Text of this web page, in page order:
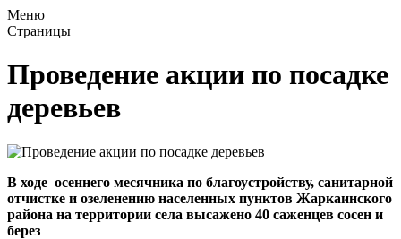
Меню
Страницы
Проведение акции по посадке
деревьев
В ходе осеннего месячника по благоустройству, санитарной
отчистке и озеленению населенных пунктов Жаркаинского
района на территории села высажено 40 саженцев сосен и
берез